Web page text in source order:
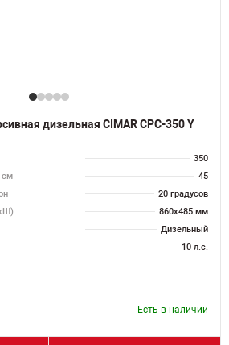
дизельная CIMAR CPC-350 Y
350
см
45
20 градусов
860х485 мм
Дизельный
10 л.с.
Есть в наличии